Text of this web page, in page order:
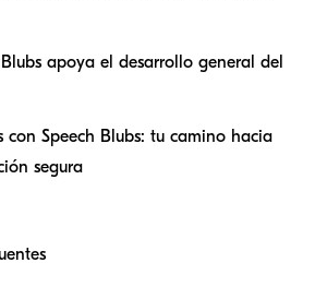
apoya el desarrollo general del
con Speech Blubs: tu camino hacia
segura